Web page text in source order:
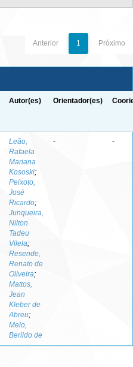
Anterior 1 Próximo
Autor(es) Orientador(es)
Leão,
Rafaela
Mariana
Kososki;
Peixoto,
José
Ricardo;
Junqueira,
Nilton
Tadeu
Vilela;
Resende,
Renato de
Oliveira;
Mattos,
Jean
Kleber de
Abreu;
Melo,
Berildo de
- -